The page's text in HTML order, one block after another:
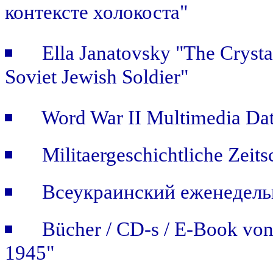
контексте холокоста"
Ella Janatovsky "The
Soviet Jewish Soldier"
Word War II Multimedia
Militaergeschichtliche
Всеукраинский
Bücher / CD-s / E-Book
1945"